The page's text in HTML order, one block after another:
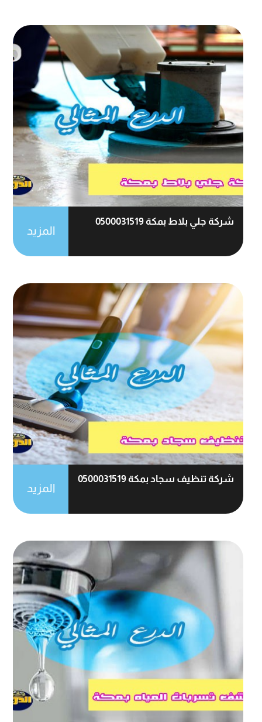
شركة جلي بلاط بمكة 0500031519
المزيد
شركة تنظيف سجاد بمكة 0500031519
المزيد